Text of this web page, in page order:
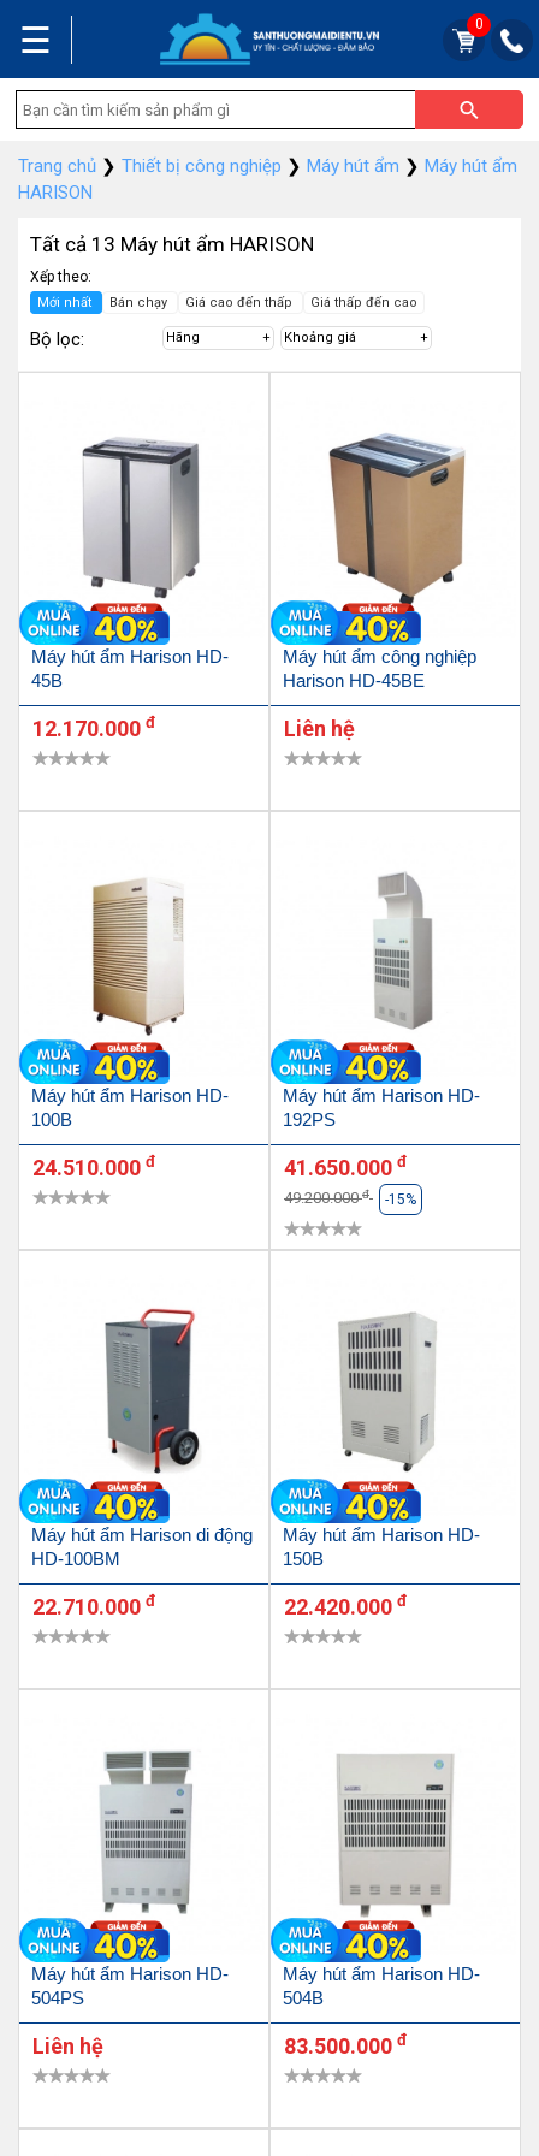
☰ 0
Trang chủ ❯ Thiết bị công nghiệp ❯ Máy hút ẩm ❯ Máy hút ẩm
HARISON
Tất cả 13 Máy hút ẩm HARISON
Xếp theo:
Mới nhất Bán chạy Giá cao đến thấp Giá thấp đến cao
Bộ lọc: Hãng Khoảng giá
Máy hút ẩm Harison HD-
45B
12.170.000 đ
Máy hút ẩm công nghiệp
Harison HD-45BE
Liên hệ
Máy hút ẩm Harison HD-
100B
24.510.000 đ
Máy hút ẩm Harison HD-
192PS
41.650.000 đ
49.200.000đ -15%
Máy hút ẩm Harison di động
HD-100BM
22.710.000 đ
Máy hút ẩm Harison HD-
150B
22.420.000 đ
Máy hút ẩm Harison HD-
504PS
Liên hệ
Máy hút ẩm Harison HD-
504B
83.500.000 đ